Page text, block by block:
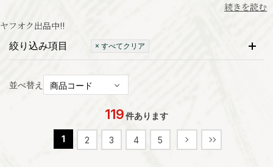
続きを読む
ヤフオク出品中!!
絞り込み項目 × すべてクリア
並べ替え
119件あります
1 2 3 4 5